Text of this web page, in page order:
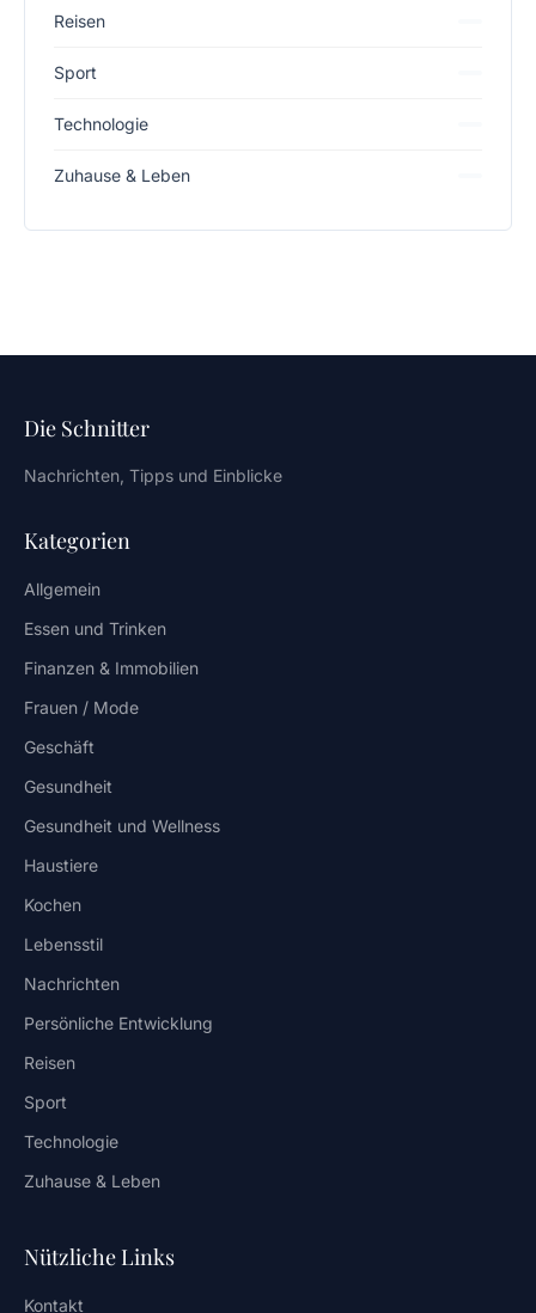
Reisen
Sport
Technologie
Zuhause & Leben
Die Schnitter
Nachrichten, Tipps und Einblicke
Kategorien
Allgemein
Essen und Trinken
Finanzen & Immobilien
Frauen / Mode
Geschäft
Gesundheit
Gesundheit und Wellness
Haustiere
Kochen
Lebensstil
Nachrichten
Persönliche Entwicklung
Reisen
Sport
Technologie
Zuhause & Leben
Nützliche Links
Kontakt